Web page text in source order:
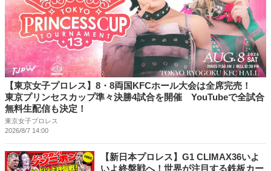
【東京女子プロレス】8・8両国KFCホール大会は全席完売！
東京プリンセスカップ準々決勝4試合を開催 YouTubeで全試合
無料生配信も決定！
東京女子プロレス
2026/8/7 14:00
【新日本プロレス】G1 CLIMAX36いよ
いよ終盤戦へ！世界が注目する鉄板カー